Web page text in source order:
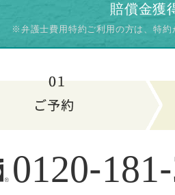
賠償金獲
※弁護士費用特約ご利用の方は、特約
0120-181-